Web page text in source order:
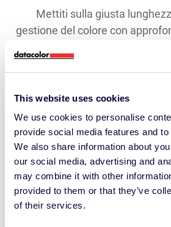
This website uses cookies
We use cookies to personalise
provide social media features and
We also share information about
our social media, advertising and
may combine it with other
provided to them or that they’ve
of their services.
Mettiti sulla giusta
gestione del colore con
Rimani in